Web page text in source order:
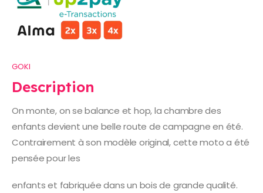
GOKI
Description
On monte, on se balance et hop, la chambre des
enfants devient une belle route de campagne en été.
Contrairement à son modèle original, cette moto a été
pensée pour les
enfants et fabriquée dans un bois de grande qualité.